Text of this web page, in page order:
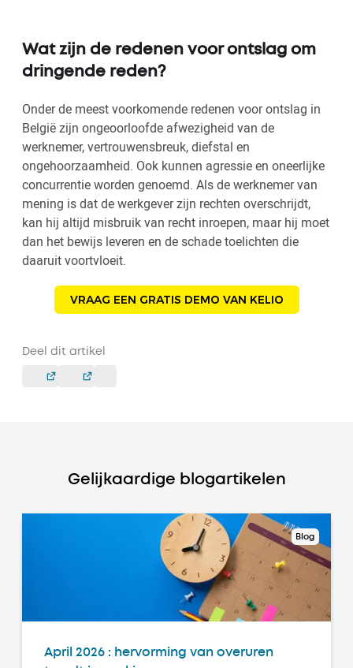
Wat zijn de redenen voor ontslag om
dringende reden?
Onder de meest voorkomende redenen voor ontslag in
België zijn ongeoorloofde afwezigheid van de
werknemer, vertrouwensbreuk, diefstal en
ongehoorzaamheid. Ook kunnen agressie en oneerlijke
concurrentie worden genoemd. Als de werknemer van
mening is dat de werkgever zijn rechten overschrijdt,
kan hij altijd misbruik van recht inroepen, maar hij moet
dan het bewijs leveren en de schade toelichten die
daaruit voortvloeit.
VRAAG EEN GRATIS DEMO VAN KELIO
Deel dit artikel
Gelijkaardige blogartikelen
Blog
April 2026 : hervorming van overuren